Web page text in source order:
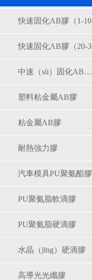
中速（sù）固化AB膠（1-4小時）
塑料粘金屬AB膠
粘金屬AB膠
耐熱強力膠
汽車模具PU聚氨酯膠
PU聚氨脂軟滴膠
PU聚氨脂硬滴膠
水晶（jīng）硬滴膠
高導光光纖膠